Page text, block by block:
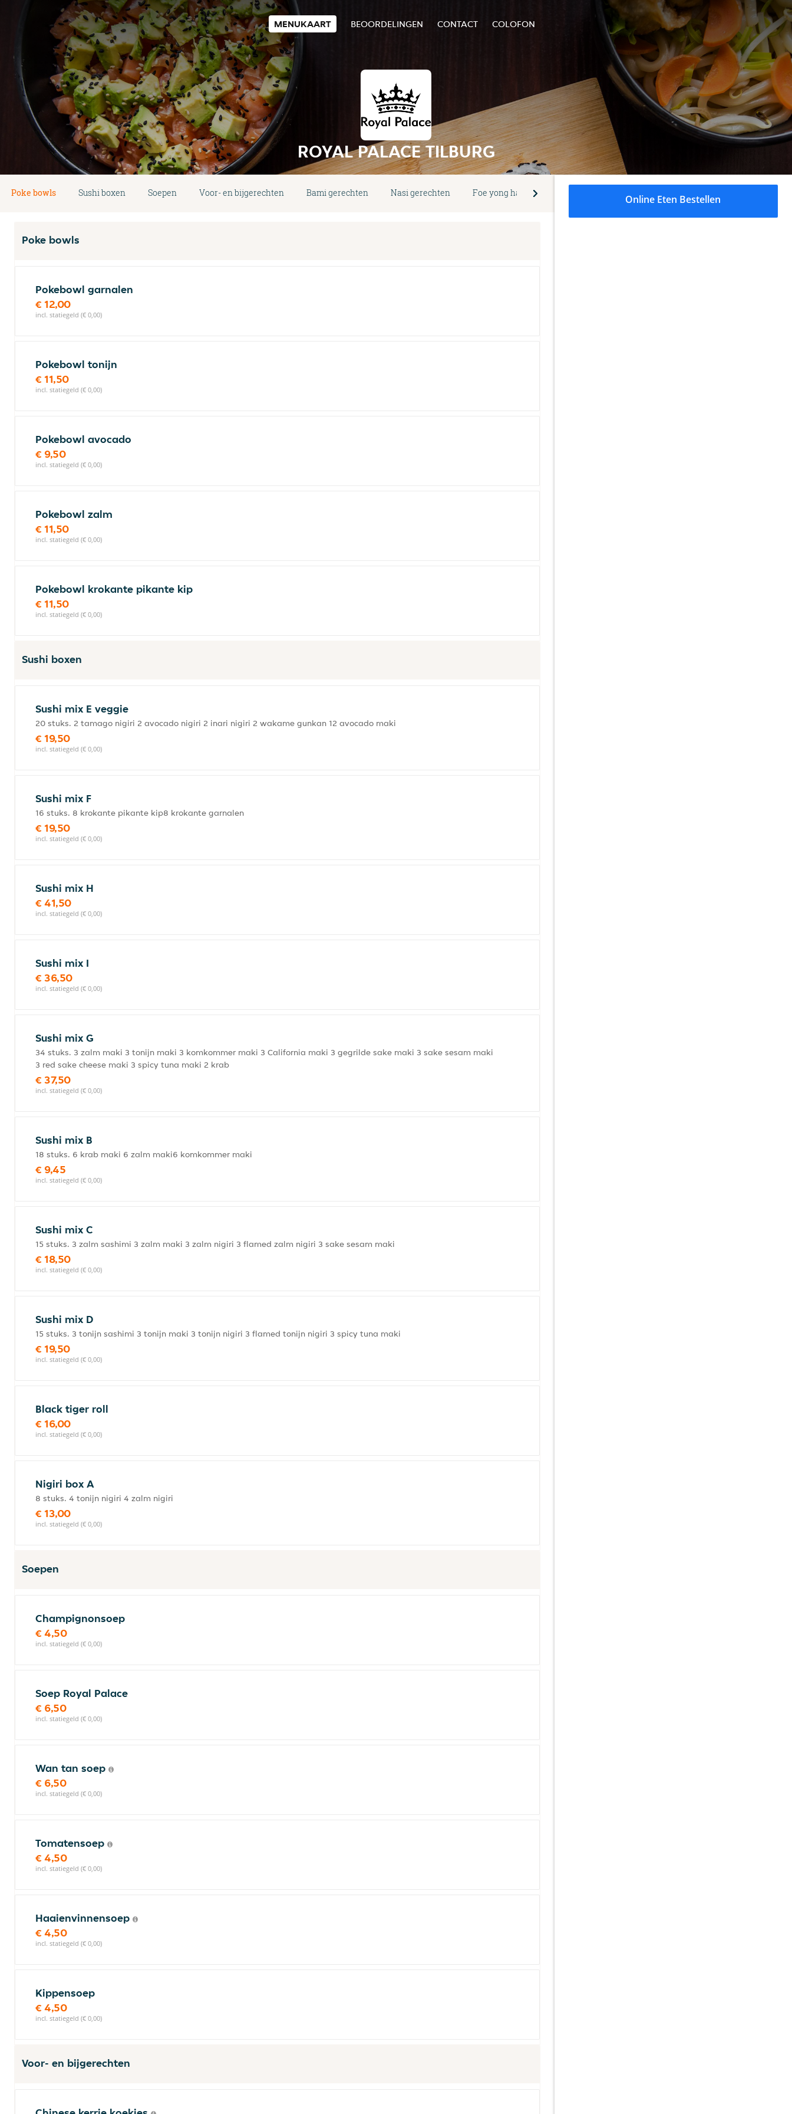
MENUKAART BEOORDELINGEN CONTACT COLOFON
ROYAL PALACE TILBURG
Poke bowls Sushi boxen Soepen Voor- en bijgerechten Bami gerechten Nasi gerechten Foe yong hai Chinese bami gerechten
Poke bowls
Pokebowl garnalen
€ 12,00
incl. statiegeld (€ 0,00)
Pokebowl tonijn
€ 11,50
incl. statiegeld (€ 0,00)
Pokebowl avocado
€ 9,50
incl. statiegeld (€ 0,00)
Pokebowl zalm
€ 11,50
incl. statiegeld (€ 0,00)
Pokebowl krokante pikante kip
€ 11,50
incl. statiegeld (€ 0,00)
Sushi boxen
Sushi mix E veggie
20 stuks. 2 tamago nigiri 2 avocado nigiri 2 inari nigiri 2 wakame gunkan 12 avocado maki
€ 19,50
incl. statiegeld (€ 0,00)
Sushi mix F
16 stuks. 8 krokante pikante kip8 krokante garnalen
€ 19,50
incl. statiegeld (€ 0,00)
Sushi mix H
€ 41,50
incl. statiegeld (€ 0,00)
Sushi mix I
€ 36,50
incl. statiegeld (€ 0,00)
Sushi mix G
34 stuks. 3 zalm maki 3 tonijn maki 3 komkommer maki 3 California maki 3 gegrilde sake maki 3 sake sesam maki
3 red sake cheese maki 3 spicy tuna maki 2 krab
€ 37,50
incl. statiegeld (€ 0,00)
Sushi mix B
18 stuks. 6 krab maki 6 zalm maki6 komkommer maki
€ 9,45
incl. statiegeld (€ 0,00)
Sushi mix C
15 stuks. 3 zalm sashimi 3 zalm maki 3 zalm nigiri 3 flamed zalm nigiri 3 sake sesam maki
€ 18,50
incl. statiegeld (€ 0,00)
Sushi mix D
15 stuks. 3 tonijn sashimi 3 tonijn maki 3 tonijn nigiri 3 flamed tonijn nigiri 3 spicy tuna maki
€ 19,50
incl. statiegeld (€ 0,00)
Black tiger roll
€ 16,00
incl. statiegeld (€ 0,00)
Nigiri box A
8 stuks. 4 tonijn nigiri 4 zalm nigiri
€ 13,00
incl. statiegeld (€ 0,00)
Soepen
Champignonsoep
€ 4,50
incl. statiegeld (€ 0,00)
Soep Royal Palace
€ 6,50
incl. statiegeld (€ 0,00)
Wan tan soep
€ 6,50
incl. statiegeld (€ 0,00)
Tomatensoep
€ 4,50
incl. statiegeld (€ 0,00)
Haaienvinnensoep
€ 4,50
incl. statiegeld (€ 0,00)
Kippensoep
€ 4,50
incl. statiegeld (€ 0,00)
Voor- en bijgerechten
Online Eten Bestellen